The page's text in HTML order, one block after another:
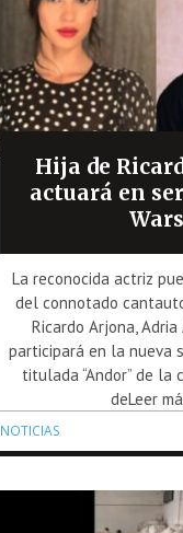
Hija de
actuará en
Wars
La reconocida actriz
del connotado
Ricardo Arjona, Adria
participará en la nueva
titulada “Andor” de la
deLeer
NOTICIAS